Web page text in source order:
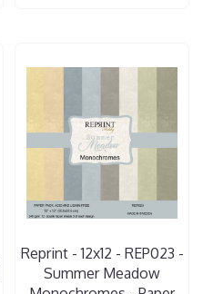
Reprint - 12x12 - REP023 -
Summer Meadow